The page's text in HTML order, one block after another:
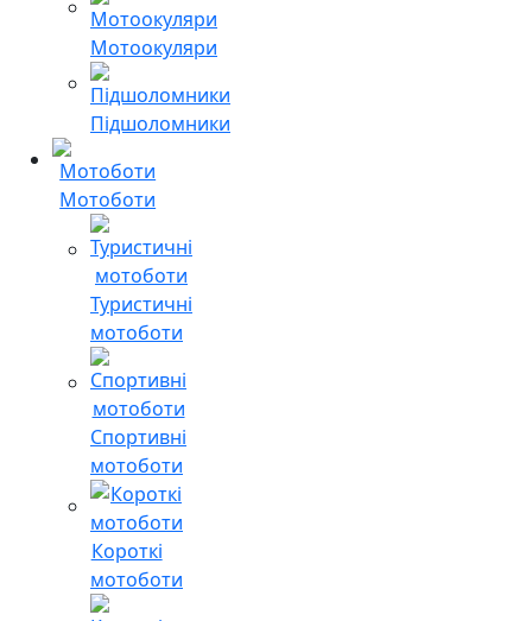
Мотоокуляри
Підшоломники
Мотоботи
Туристичні
мотоботи
Спортивні
мотоботи
Короткі
мотоботи